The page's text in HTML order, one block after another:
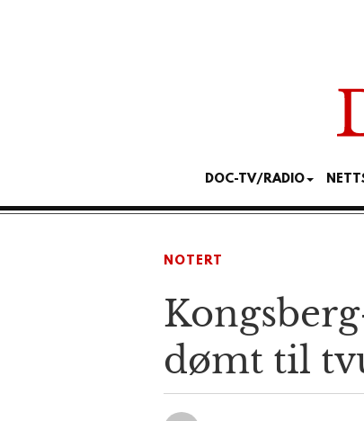
DOC-TV/RADIO
NOTERT
dømt til